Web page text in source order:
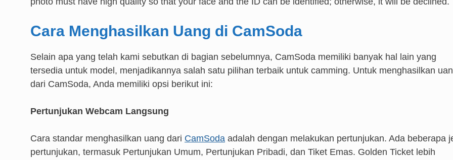
Cara Menghasilkan Uang di CamSoda
Selain apa yang telah kami sebutkan di bagian sebelumnya, CamSoda memiliki banyak hal lain yang
tersedia untuk model, menjadikannya salah satu pilihan terbaik untuk camming. Untuk menghasilkan
dari CamSoda, Anda memiliki opsi berikut ini:
Pertunjukan Webcam Langsung
Cara standar menghasilkan uang dari CamSoda adalah dengan melakukan pertunjukan. Ada beberapa
pertunjukan, termasuk Pertunjukan Umum, Pertunjukan Pribadi, dan Tiket Emas. Golden Ticket lebih